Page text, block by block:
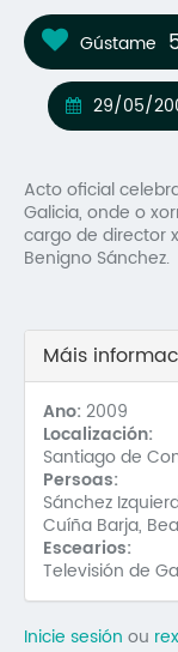
Gústame
29/05/
Acto oficial
Galicia, onde o
cargo de director
Benigno Sánchez.
Máis
Ano: 2009
Localización:
Santiago de
Persoas:
Sánchez
Cuíña Barja,
Escearios:
Televisión de
Inicie sesión ou